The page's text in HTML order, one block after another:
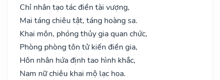
Chỉ nhân tạo tác điền tài vượng,
Mai táng chiêu tật, táng hoàng sa.
Khai môn, phóng thủy gia quan chức,
Phòng phòng tôn tử kiến điền gia,
Hôn nhân hứa định tao hình khắc,
Nam nữ chiêu khai mộ lạc hoa.